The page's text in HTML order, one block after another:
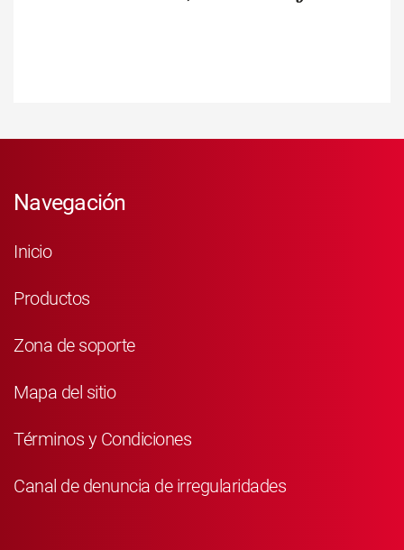
Navegación
Inicio
Productos
Zona de soporte
Mapa del sitio
Términos y Condiciones
Canal de denuncia de irregularidades